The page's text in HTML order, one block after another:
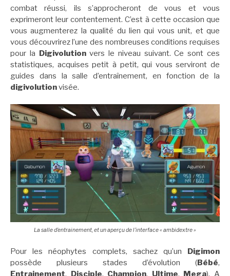
combat réussi, ils s’approcheront de vous et vous
exprimeront leur contentement. C’est à cette occasion que
vous augmenterez la qualité du lien qui vous unit, et que
vous découvrirez l’une des nombreuses conditions requises
pour la Digivolutionvers le niveau suivant. Ce sont ces
statistiques, acquises petit à petit, qui vous serviront de
guides dans la salle d’entraînement, en fonction de la
digivolutionvisée.
La salle d’entrainement, et un aperçu de l’interface « ambidextre »
Pour les néophytes complets, sachez qu’un Digimon
possède plusieurs stades d’évolution (Bébé,
Entrainement, Disciple, Champion, Ultime, Mega). A